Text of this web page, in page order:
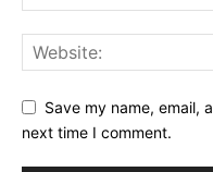
Save my name, email,
next time I comment.